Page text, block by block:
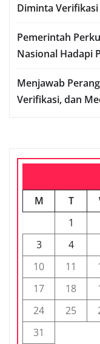
Diminta
Pemerintah
Nasional Hadapi
Menjawab
Verifikasi, dan
M
T
1
3
4
10
11
17
18
24
25
31